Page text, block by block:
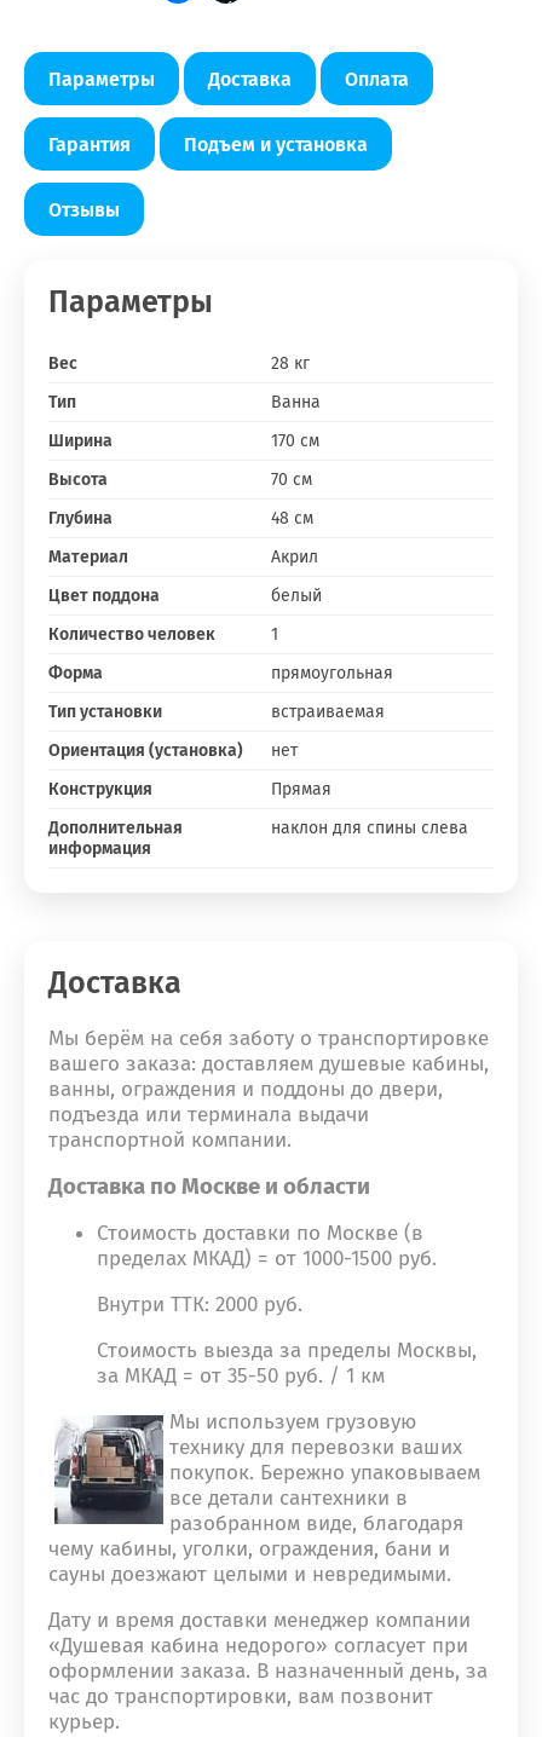
Параметры Доставка Оплата
Гарантия Подъем и установка
Отзывы
Параметры
Вес
28 кг
Тип
Ванна
Ширина
170 см
Высота
70 см
Глубина
48 см
Материал
Акрил
Цвет поддона
белый
Количество человек
1
Форма
прямоугольная
Тип установки
встраиваемая
Ориентация (установка)
нет
Конструкция
Прямая
Дополнительная
информация
наклон для спины слева
Доставка
Мы берём на себя заботу о транспортировке
вашего заказа: доставляем душевые кабины,
ванны, ограждения и поддоны до двери,
подъезда или терминала выдачи
транспортной компании.
Доставка по Москве и области
Стоимость доставки по Москве (в
пределах МКАД) = от 1000-1500 руб.
Внутри ТТК: 2000 руб.
Стоимость выезда за пределы Москвы,
за МКАД = от 35-50 руб. / 1 км
Мы используем грузовую
технику для перевозки ваших
покупок. Бережно упаковываем
все детали сантехники в
разобранном виде, благодаря
чему кабины, уголки, ограждения, бани и
сауны доезжают целыми и невредимыми.
Дату и время доставки менеджер компании
«Душевая кабина недорого» согласует при
оформлении заказа. В назначенный день, за
час до транспортировки, вам позвонит
курьер.